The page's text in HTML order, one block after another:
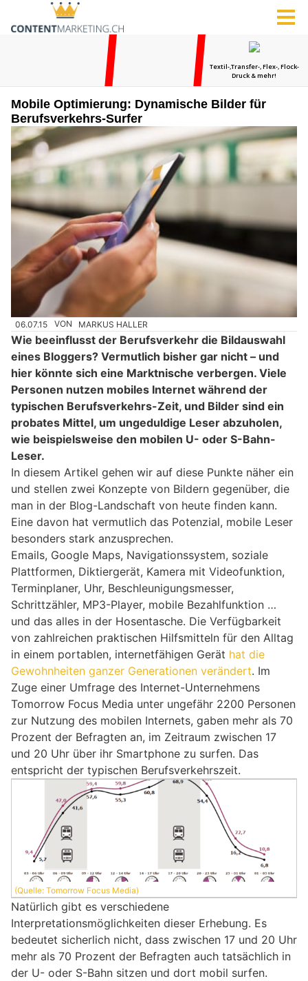
Mobile Optimierung: Dynamische Bilder für
Berufsverkehrs-Surfer
06.07.15 VON MARKUS HALLER
Wie beeinflusst der Berufsverkehr die Bildauswahl
eines Bloggers? Vermutlich bisher gar nicht – und
hier könnte sich eine Marktnische verbergen. Viele
Personen nutzen mobiles Internet während der
typischen Berufsverkehrs-Zeit, und Bilder sind ein
probates Mittel, um ungeduldige Leser abzuholen,
wie beispielsweise den mobilen U- oder S-Bahn-
Leser.
In diesem Artikel gehen wir auf diese Punkte näher ein
und stellen zwei Konzepte von Bildern gegenüber, die
man in der Blog-Landschaft von heute finden kann.
Eine davon hat vermutlich das Potenzial, mobile Leser
besonders stark anzusprechen.
Emails, Google Maps, Navigationssystem, soziale
Plattformen, Diktiergerät, Kamera mit Videofunktion,
Terminplaner, Uhr, Beschleunigungsmesser,
Schrittzähler, MP3-Player, mobile Bezahlfunktion …
und das alles in der Hosentasche. Die Verfügbarkeit
von zahlreichen praktischen Hilfsmitteln für den Alltag
in einem portablen, internetfähigen Gerät hat die
Gewohnheiten ganzer Generationen verändert. Im
Zuge einer Umfrage des Internet-Unternehmens
Tomorrow Focus Media unter ungefähr 2200 Personen
zur Nutzung des mobilen Internets, gaben mehr als 70
Prozent der Befragten an, im Zeitraum zwischen 17
und 20 Uhr über ihr Smartphone zu surfen. Das
entspricht der typischen Berufsverkehrszeit.
(Quelle: Tomorrow Focus Media)
Natürlich gibt es verschiedene
Interpretationsmöglichkeiten dieser Erhebung. Es
bedeutet sicherlich nicht, dass zwischen 17 und 20 Uhr
mehr als 70 Prozent der Befragten auch tatsächlich in
der U- oder S-Bahn sitzen und dort mobil surfen.